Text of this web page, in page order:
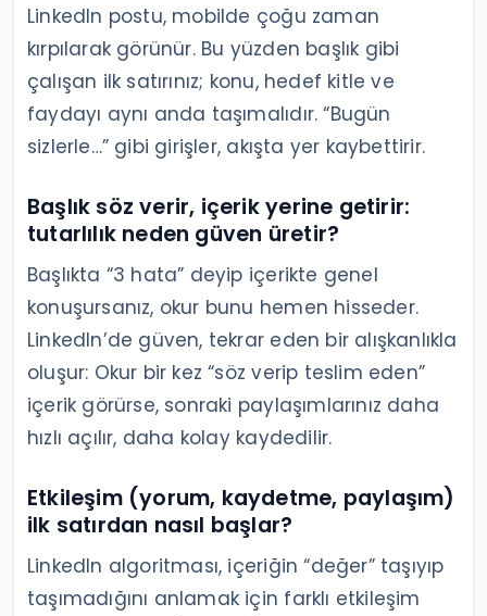
LinkedIn postu, mobilde çoğu zaman
kırpılarak görünür. Bu yüzden başlık gibi
çalışan ilk satırınız; konu, hedef kitle ve
faydayı aynı anda taşımalıdır. “Bugün
sizlerle…” gibi girişler, akışta yer kaybettirir.
Başlık söz verir, içerik yerine getirir:
tutarlılık neden güven üretir?
Başlıkta “3 hata” deyip içerikte genel
konuşursanız, okur bunu hemen hisseder.
LinkedIn’de güven, tekrar eden bir alışkanlıkla
oluşur: Okur bir kez “söz verip teslim eden”
içerik görürse, sonraki paylaşımlarınız daha
hızlı açılır, daha kolay kaydedilir.
Etkileşim (yorum, kaydetme, paylaşım)
ilk satırdan nasıl başlar?
LinkedIn algoritması, içeriğin “değer” taşıyıp
taşımadığını anlamak için farklı etkileşim